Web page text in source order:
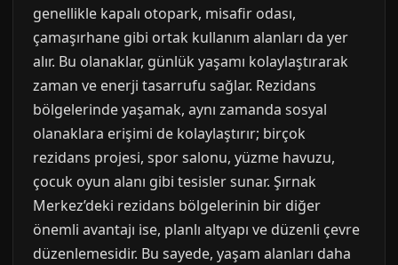
genellikle kapalı otopark, misafir odası,
çamaşırhane gibi ortak kullanım alanları da yer
alır. Bu olanaklar, günlük yaşamı kolaylaştırarak
zaman ve enerji tasarrufu sağlar. Rezidans
bölgelerinde yaşamak, aynı zamanda sosyal
olanaklara erişimi de kolaylaştırır; birçok
rezidans projesi, spor salonu, yüzme havuzu,
çocuk oyun alanı gibi tesisler sunar. Şırnak
Merkez’deki rezidans bölgelerinin bir diğer
önemli avantajı ise, planlı altyapı ve düzenli çevre
düzenlemesidir. Bu sayede, yaşam alanları daha